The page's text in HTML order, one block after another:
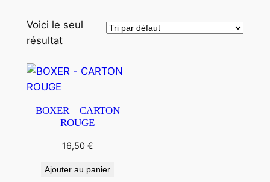
Voici le seul
résultat
BOXER – CARTON
ROUGE
16,50 €
Ajouter au panier